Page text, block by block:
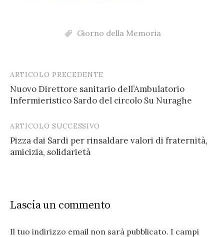
Giorno della Memoria
Post
navigation
ARTICOLO PRECEDENTE
Nuovo Direttore sanitario dell’Ambulatorio
Infermieristico Sardo del circolo Su Nuraghe
ARTICOLO SUCCESSIVO
Pizza dai Sardi per rinsaldare valori di fraternità,
amicizia, solidarietà
Lascia un commento
Il tuo indirizzo email non sarà pubblicato. I campi